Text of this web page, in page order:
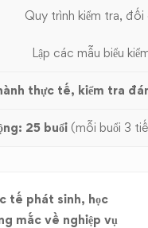
Quy trình kiểm tra, đối
Lập các mẫu biểu
thực tế, kiểm tra
25 buổi (mỗi buổi 3
tế phát sinh, học
mắc về nghiệp vụ